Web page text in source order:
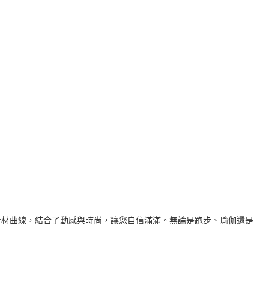
曲線，結合了動感與時尚，讓您自信滿滿。無論是跑步、瑜伽還是